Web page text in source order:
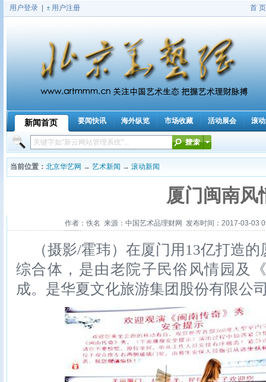
用户登录 用户注册 首 页
新闻首页
|
要闻快讯 海外纵览 市场收藏 活动展会 滚
当前位置： 北京华艺网 → 艺术新闻 → 滚动新闻
厦门闽南风
作者：佚名 来源：中国艺术品理财网 发布时间：2017-03-03
（摄影/霍玮）在厦门用13亿打造
综合体，是由老院子民俗风情园及
成。是华夏文化旅游集团股份有限公